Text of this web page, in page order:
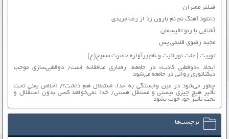
فیلتر ممبران
دانلود آهنگ نم نم بارون زد از رضا مریدی
آشنایی با رنو تالیسمان
مجید رضوی قلبمی پس
توییت | علت نورانیت و نام پرآوازه حضرت مسیح(ع)
ایجاد «دوقطبی کاذب» در جامعه، رفتاری منافقانه است/ دوقطبی‌سازی موجب
دیکتاتوری روانی در جامعه می‌شود
چطور می‌شود در عین وابستگی به خدا، استقلال هم داشت؟/ اخلاص یعنی تحت
تأثیر هیچ چیزی نیستی و مستقل هستی/ خدا نمی‌خواهد کسی بدون استقلال و
تحت تأثیر جوّ، خوب بشود
برچسب‌ها